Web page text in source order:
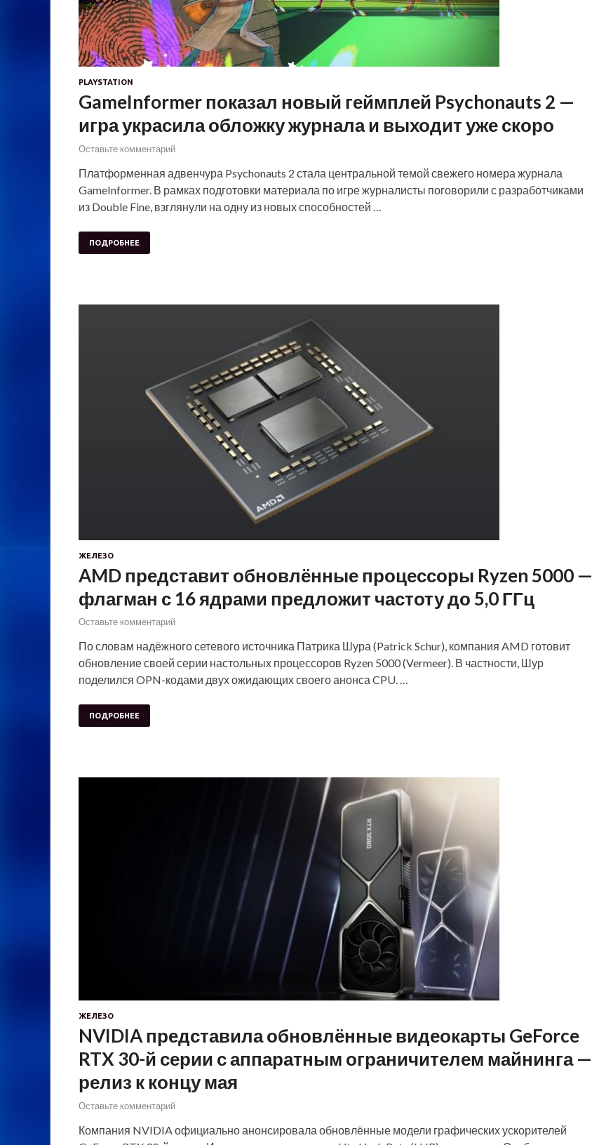
PLAYSTATION
GameInformer показал новый геймплей Psychonauts 2 —
игра украсила обложку журнала и выходит уже скоро
Оставьте комментарий
Платформенная адвенчура Psychonauts 2 стала центральной темой свежего номера журнала
GameInformer. В рамках подготовки материала по игре журналисты поговорили с разработчиками
из Double Fine, взглянули на одну из новых способностей …
ПОДРОБНЕЕ
ЖЕЛЕЗО
AMD представит обновлённые процессоры Ryzen 5000 —
флагман с 16 ядрами предложит частоту до 5,0 ГГц
Оставьте комментарий
По словам надёжного сетевого источника Патрика Шура (Patrick Schur), компания AMD готовит
обновление своей серии настольных процессоров Ryzen 5000 (Vermeer). В частности, Шур
поделился OPN-кодами двух ожидающих своего анонса CPU. …
ПОДРОБНЕЕ
ЖЕЛЕЗО
NVIDIA представила обновлённые видеокарты GeForce
RTX 30-й серии с аппаратным ограничителем майнинга —
релиз к концу мая
Оставьте комментарий
Компания NVIDIA официально анонсировала обновлённые модели графических ускорителей